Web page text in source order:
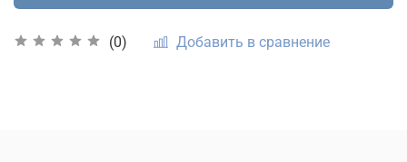
(0) Добавить в сравнение